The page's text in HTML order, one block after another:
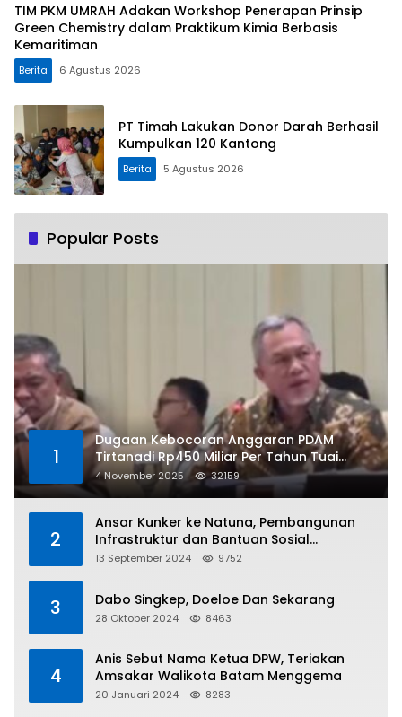
TIM PKM UMRAH Adakan Workshop Penerapan Prinsip
Green Chemistry dalam Praktikum Kimia Berbasis
Kemaritiman
Berita 6 Agustus 2026
PT Timah Lakukan Donor Darah Berhasil
Kumpulkan 120 Kantong
Berita 5 Agustus 2026
Popular Posts
1
Dugaan Kebocoran Anggaran PDAM
Tirtanadi Rp450 Miliar Per Tahun Tuai
Kritikan
4 November 2025 32159
2
Ansar Kunker ke Natuna, Pembangunan
Infrastruktur dan Bantuan Sosial
Direalisasikan Hingga Pulau Tiga
13 September 2024 9752
3 Dabo Singkep, Doeloe Dan Sekarang
28 Oktober 2024 8463
4
Anis Sebut Nama Ketua DPW, Teriakan
Amsakar Walikota Batam Menggema
20 Januari 2024 8283